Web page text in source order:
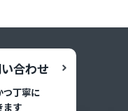
合わせ
つ丁寧に
ます